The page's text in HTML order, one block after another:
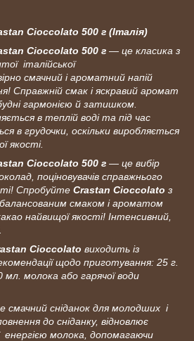
Cioccolato 500 г (Італія)
Cioccolato 500 г — це класика з
італійської
смачний і ароматний напій
Справжній смак і яскравий аромат
гармонією й затишком.
в теплій воді та під час
в грудочки, оскільки виробляється
якості.
Cioccolato 500 г — це вибір
поціновувачів справжнього
Спробуйте Crastan Cioccolato з
смаком і ароматом
найвищої якості! Інтенсивний,
Cioccolato виходить із
щодо приготування: 25 г.
мл. молока або гарячої води
смачний сніданок для молодших і
до сніданку, відновлює
енергією молока, допомагаючи